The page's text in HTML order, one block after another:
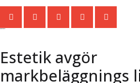
Estetik avgör
markbeläggnings